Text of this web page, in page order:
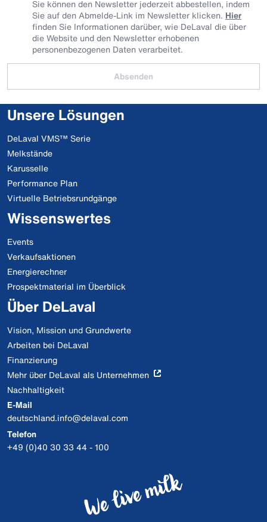
Sie können den Newsletter jederzeit abbestellen, indem
Sie auf den Abmelde-Link im Newsletter klicken. Hier
finden Sie Informationen darüber, wie DeLaval die über
die Website und den Newsletter erhobenen
personenbezogenen Daten verarbeitet.
Absenden
Unsere Lösungen
DeLaval VMS™ Serie
Melkstände
Karusselle
Performance Plan
Virtuelle Betriebsrundgänge
Wissenswertes
Events
Verkaufsaktionen
Energierechner
Prospektmaterial im Überblick
Über DeLaval
Vision, Mission und Grundwerte
Arbeiten bei DeLaval
Finanzierung
Mehr über DeLaval als Unternehmen
Nachhaltigkeit
E-Mail
deutschland.info@delaval.com
Telefon
+49 (0)40 30 33 44 - 100